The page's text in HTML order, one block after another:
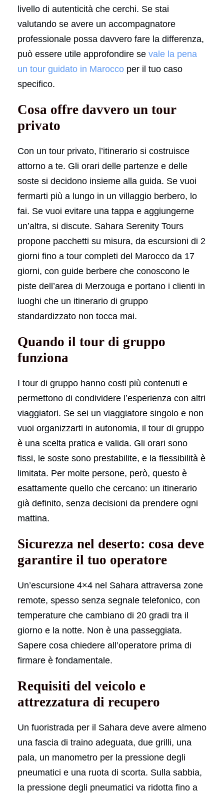
livello di autenticità che cerchi. Se stai
valutando se avere un accompagnatore
professionale possa davvero fare la differenza,
può essere utile approfondire se vale la pena
un tour guidato in Marocco per il tuo caso
specifico.
Cosa offre davvero un tour
privato
Con un tour privato, l’itinerario si costruisce
attorno a te. Gli orari delle partenze e delle
soste si decidono insieme alla guida. Se vuoi
fermarti più a lungo in un villaggio berbero, lo
fai. Se vuoi evitare una tappa e aggiungerne
un’altra, si discute. Sahara Serenity Tours
propone pacchetti su misura, da escursioni di 2
giorni fino a tour completi del Marocco da 17
giorni, con guide berbere che conoscono le
piste dell’area di Merzouga e portano i clienti in
luoghi che un itinerario di gruppo
standardizzato non tocca mai.
Quando il tour di gruppo
funziona
I tour di gruppo hanno costi più contenuti e
permettono di condividere l’esperienza con altri
viaggiatori. Se sei un viaggiatore singolo e non
vuoi organizzarti in autonomia, il tour di gruppo
è una scelta pratica e valida. Gli orari sono
fissi, le soste sono prestabilite, e la flessibilità è
limitata. Per molte persone, però, questo è
esattamente quello che cercano: un itinerario
già definito, senza decisioni da prendere ogni
mattina.
Sicurezza nel deserto: cosa deve
garantire il tuo operatore
Un’escursione 4×4 nel Sahara attraversa zone
remote, spesso senza segnale telefonico, con
temperature che cambiano di 20 gradi tra il
giorno e la notte. Non è una passeggiata.
Sapere cosa chiedere all’operatore prima di
firmare è fondamentale.
Requisiti del veicolo e
attrezzatura di recupero
Un fuoristrada per il Sahara deve avere almeno
una fascia di traino adeguata, due grilli, una
pala, un manometro per la pressione degli
pneumatici e una ruota di scorta. Sulla sabbia,
la pressione degli pneumatici va ridotta fino a